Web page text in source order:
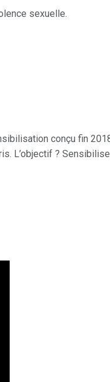
sexuelle.
conçu fin
L’objectif ?